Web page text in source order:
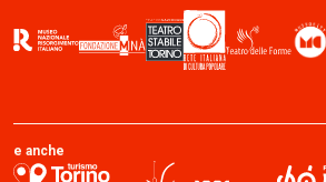
e anche